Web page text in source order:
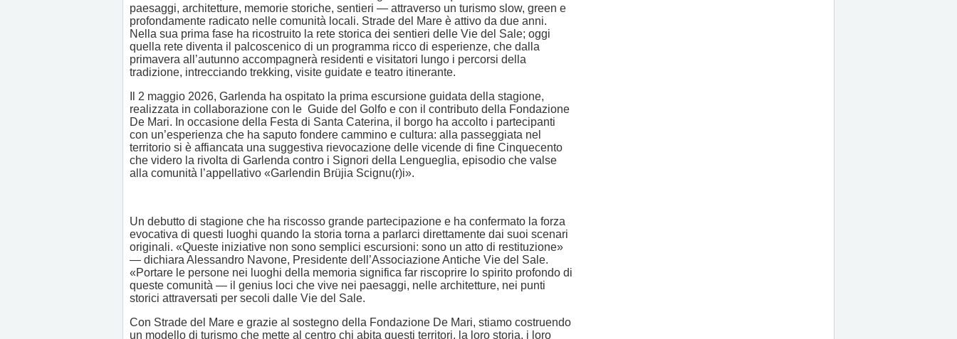
paesaggi, architetture, memorie storiche, sentieri — attraverso un turismo slow, green e
profondamente radicato nelle comunità locali. Strade del Mare è attivo da due anni.
Nella sua prima fase ha ricostruito la rete storica dei sentieri delle Vie del Sale; oggi
quella rete diventa il palcoscenico di un programma ricco di esperienze, che dalla
primavera all’autunno accompagnerà residenti e visitatori lungo i percorsi della
tradizione, intrecciando trekking, visite guidate e teatro itinerante.
Il 2 maggio 2026, Garlenda ha ospitato la prima escursione guidata della stagione,
realizzata in collaborazione con le Guide del Golfo e con il contributo della Fondazione
De Mari. In occasione della Festa di Santa Caterina, il borgo ha accolto i partecipanti
con un’esperienza che ha saputo fondere cammino e cultura: alla passeggiata nel
territorio si è affiancata una suggestiva rievocazione delle vicende di fine Cinquecento
che videro la rivolta di Garlenda contro i Signori della Lengueglia, episodio che valse
alla comunità l’appellativo «Garlendin Brüjia Scignu(r)i».
Un debutto di stagione che ha riscosso grande partecipazione e ha confermato la forza
evocativa di questi luoghi quando la storia torna a parlarci direttamente dai suoi scenari
originali. «Queste iniziative non sono semplici escursioni: sono un atto di restituzione»
— dichiara Alessandro Navone, Presidente dell’Associazione Antiche Vie del Sale.
«Portare le persone nei luoghi della memoria significa far riscoprire lo spirito profondo di
queste comunità — il genius loci che vive nei paesaggi, nelle architetture, nei punti
storici attraversati per secoli dalle Vie del Sale.
Con Strade del Mare e grazie al sostegno della Fondazione De Mari, stiamo costruendo
un modello di turismo che mette al centro chi abita questi territori, la loro storia, i loro